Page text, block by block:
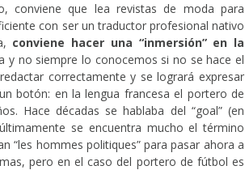
que lea revistas de moda para
con ser un traductor profesional nativo
conviene hacer una “inmersión” en la
y no siempre lo conocemos si no se hace el
correctamente y se logrará expresar
botón: en la lengua francesa el portero de
Hace décadas se hablaba del “goal” (en
se encuentra mucho el término
“les hommes politiques” para pasar ahora a
pero en el caso del portero de fútbol es